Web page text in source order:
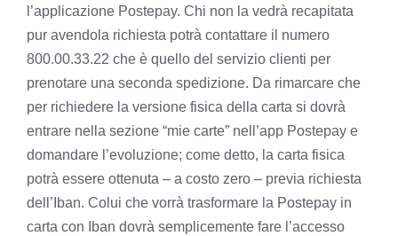
l’applicazione Postepay. Chi non la vedrà recapitata
pur avendola richiesta potrà contattare il numero
800.00.33.22 che è quello del servizio clienti per
prenotare una seconda spedizione. Da rimarcare che
per richiedere la versione fisica della carta si dovrà
entrare nella sezione “mie carte” nell’app Postepay e
domandare l’evoluzione; come detto, la carta fisica
potrà essere ottenuta – a costo zero – previa richiesta
dell’Iban. Colui che vorrà trasformare la Postepay in
carta con Iban dovrà semplicemente fare l’accesso